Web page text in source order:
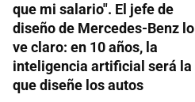
que mi salario". El jefe de
diseño de Mercedes-Benz lo
ve claro: en 10 años, la
inteligencia artificial será la
que diseñe los autos